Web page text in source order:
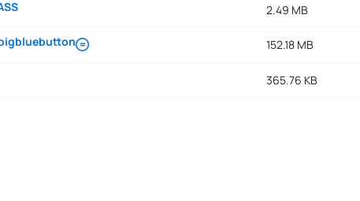
2.49 MB
152.18 MB
365.76 KB